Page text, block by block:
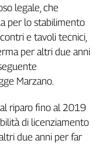
legale, che
per lo stabilimento
e tavoli tecnici,
per altri due anni
Marzano.
riparo fino al 2019
di licenziamento
due anni per far